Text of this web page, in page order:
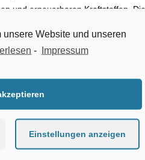
und erneuerbaren Kraftstoffen. Die
für unsere Kunden als auch
mit Wasserstoff angetriebene
auch andere Unternehmen
aufzubauen“, sagt Martin
welches als unabhängige und
Geschäftsfeldern weiterhin
senken und die Markteinführung
beschleunigen. Im
Website und unseren
- Impressum
Einstellungen anzeigen